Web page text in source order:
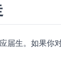
届生。如果你